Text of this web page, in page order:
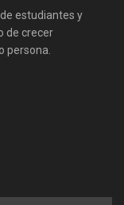
estudiantes y
de crecer
persona.